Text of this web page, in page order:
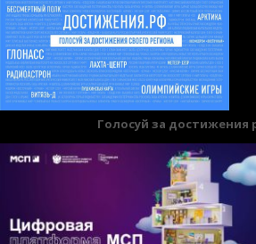
Голосуй за достижения